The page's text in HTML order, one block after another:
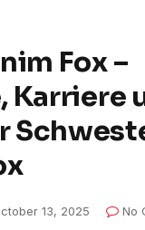
Fox –
Karriere
13, 2025 No